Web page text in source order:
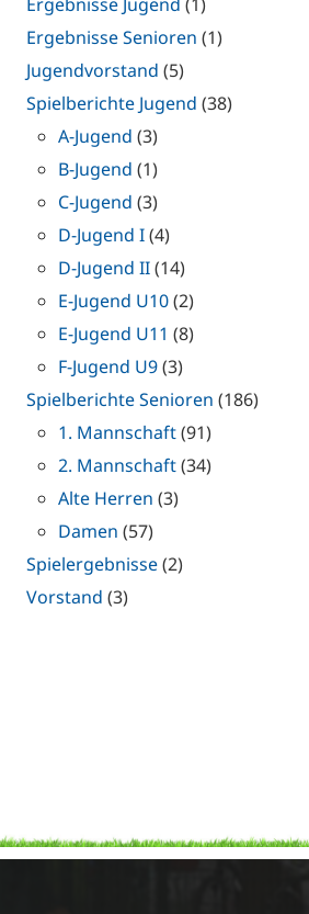
Ergebnisse Senioren (1)
Jugendvorstand (5)
Spielberichte Jugend (38)
A-Jugend (3)
B-Jugend (1)
C-Jugend (3)
D-Jugend I(4)
D-Jugend II(14)
E-Jugend U10(2)
E-Jugend U11 (8)
F-Jugend U9(3)
Spielberichte Senioren (186)
1. Mannschaft(91)
2. Mannschaft(34)
Alte Herren (3)
Damen (57)
Spielergebnisse(2)
Vorstand (3)